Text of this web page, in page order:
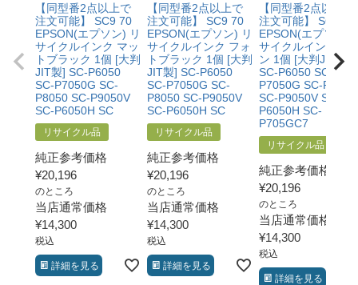
【同型番2点以上で
注文可能】 SC9 70
EPSON(エプソン) リ
サイクルインク マッ
トブラック 1個 [大判
JIT製] SC-P6050
SC-P7050G SC-
P8050 SC-P9050V
SC-P6050H SC
リサイクル品
純正参考価格
¥20,196
のところ
当店通常価格
¥14,300
税込
詳細を見る
【同型番2点以上で
注文可能】 SC9 70
EPSON(エプソン) リ
サイクルインク フォ
トブラック 1個 [大判
JIT製] SC-P6050
SC-P7050G SC-
P8050 SC-P9050V
SC-P6050H SC
リサイクル品
純正参考価格
¥20,196
のところ
当店通常価格
¥14,300
税込
詳細を見る
【同型番2点以上で
注文可能】 SC9 70
EPSON(エプソン)
サイクルインク シ
ン 1個 [大判JIT製]
SC-P6050 SC-
P7050G SC-P8050
SC-P9050V SC-
P6050H SC-
P705GC7
リサイクル品
純正参考価格
¥20,196
のところ
当店通常価格
¥14,300
税込
詳細を見る